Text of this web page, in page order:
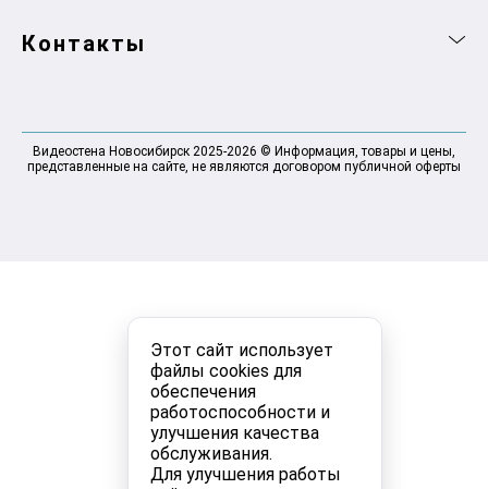
Этот сайт использует
файлы cookies для
обеспечения
работоспособности и
улучшения качества
обслуживания.
Для улучшения работы
Контакты
Видеостена Новосибирск 2025-2026 © Информация, товары и цены,
представленные на сайте, не являются договором публичной оферты